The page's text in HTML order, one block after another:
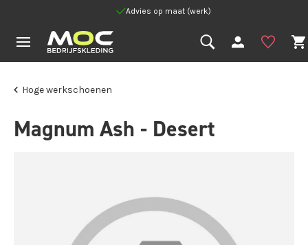
Advies op maat (werk)
Hoge werkschoenen
Magnum Ash - Desert